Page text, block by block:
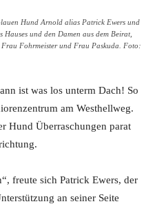
Hund Arnold alias Patrick Ewers und
und den Damen aus dem Beirat,
Fohrmeister und Frau Paskuda. Foto:
ist was los unterm Dach! So
am Westhellweg.
Hund Überraschungen parat
freute sich Patrick Ewers, der
an seiner Seite